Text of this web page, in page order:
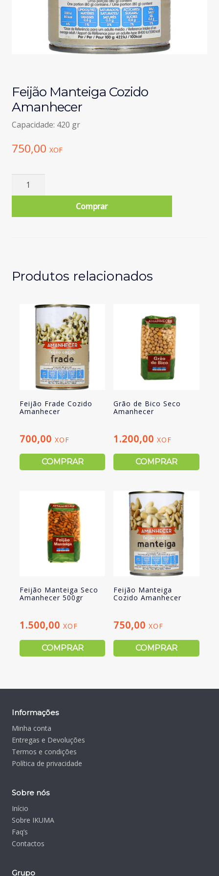
Feijão Manteiga Cozido
Amanhecer
Capacidade: 420 gr
750,00 XOF
Quantidade
Manteiga
Comprar
Produtos relacionados
Feijão Frade Cozido
Amanhecer
700,00 XOF
COMPRAR
Grão de Bico Seco
Amanhecer
1.200,00XOF
COMPRAR
Feijão Manteiga Seco
Amanhecer 500gr
1.500,00 XOF
COMPRAR
Feijão Manteiga
Cozido Amanhecer
750,00XOF
COMPRAR
Informações
Minha conta
Entregas e Devoluções
Termos e condições
Política de privacidade
Sobre nós
Início
Sobre IKUMA
Faq’s
Contactos
Grupo